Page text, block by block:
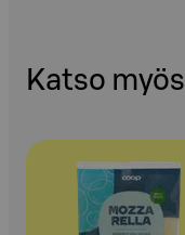
Katso myös